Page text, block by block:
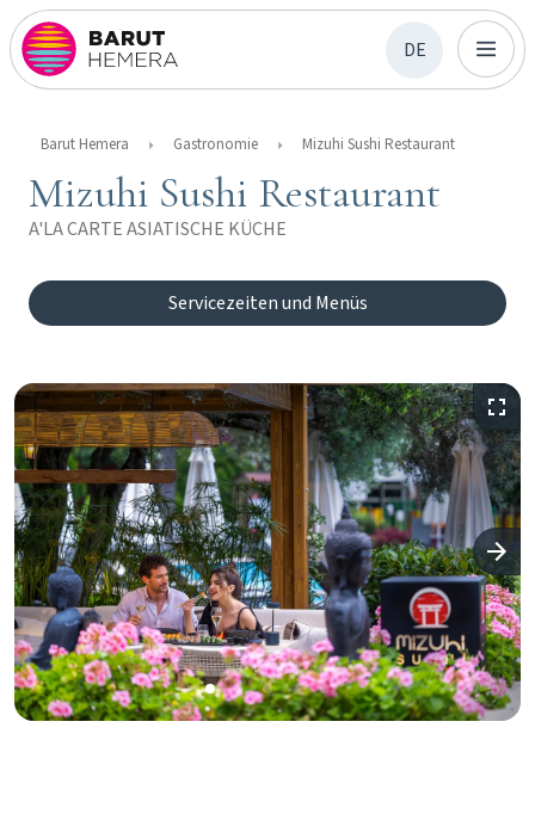
DE
Barut Hemera Gastronomie Mizuhi Sushi Restaurant
Mizuhi Sushi Restaurant
A'LA CARTE ASIATISCHE KÜCHE
Servicezeiten und Menüs